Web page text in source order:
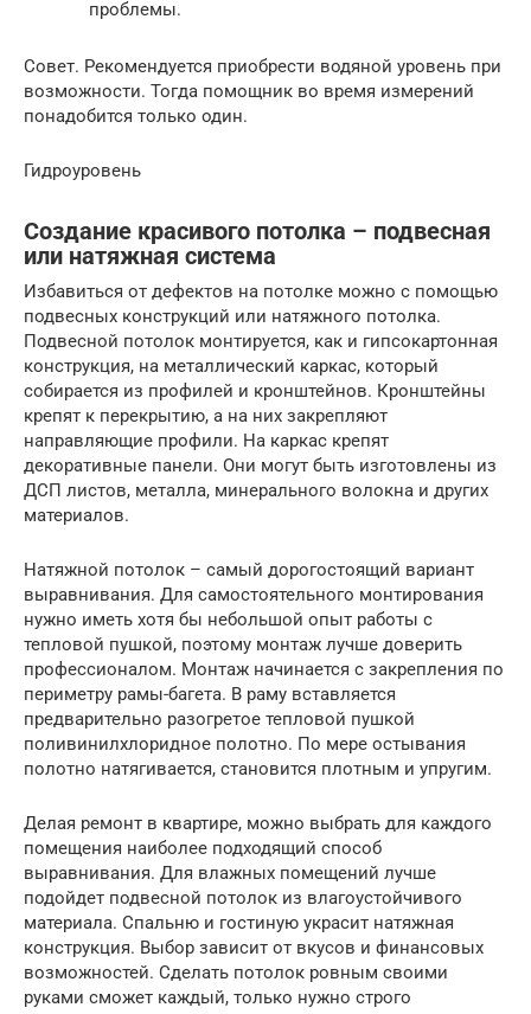
проблемы.
Совет. Рекомендуется приобрести водяной уровень при
возможности. Тогда помощник во время измерений
понадобится только один.
Гидроуровень
Создание красивого потолка – подвесная
или натяжная система
Избавиться от дефектов на потолке можно с помощью
подвесных конструкций или натяжного потолка.
Подвесной потолок монтируется, как и гипсокартонная
конструкция, на металлический каркас, который
собирается из профилей и кронштейнов. Кронштейны
крепят к перекрытию, а на них закрепляют
направляющие профили. На каркас крепят
декоративные панели. Они могут быть изготовлены из
ДСП листов, металла, минерального волокна и других
материалов.
Натяжной потолок – самый дорогостоящий вариант
выравнивания. Для самостоятельного монтирования
нужно иметь хотя бы небольшой опыт работы с
тепловой пушкой, поэтому монтаж лучше доверить
профессионалом. Монтаж начинается с закрепления по
периметру рамы-багета. В раму вставляется
предварительно разогретое тепловой пушкой
поливинилхлоридное полотно. По мере остывания
полотно натягивается, становится плотным и упругим.
Делая ремонт в квартире, можно выбрать для каждого
помещения наиболее подходящий способ
выравнивания. Для влажных помещений лучше
подойдет подвесной потолок из влагоустойчивого
материала. Спальню и гостиную украсит натяжная
конструкция. Выбор зависит от вкусов и финансовых
возможностей. Сделать потолок ровным своими
руками сможет каждый, только нужно строго